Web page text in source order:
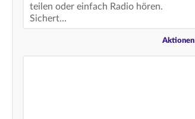
teilen oder einfach Radio hören.
Sichert…
Aktionen